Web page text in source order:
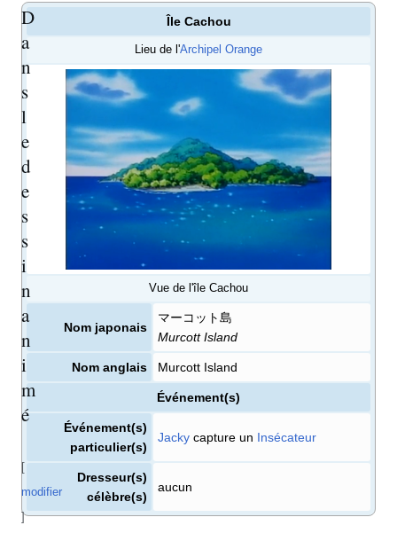
Île Cachou
Lieu de l'Archipel Orange
Vue de l'île Cachou
Nom japonais
マーコット島
Murcott Island
Nom anglais Murcott Island
Événement(s)
Événement(s)
particulier(s)
Jacky capture un Insécateur
Dresseur(s)
célèbre(s)
aucun
D
a
n
s
l
e
d
e
s
s
i
n
a
n
i
m
é
[
modifier
]